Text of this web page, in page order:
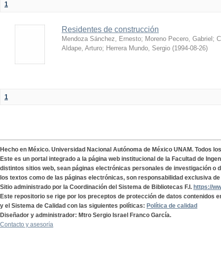
1
Residentes de construcción
Mendoza Sánchez, Ernesto; Moreno Pecero, Gabriel ;
Aldape, Arturo; Herrera Mundo, Sergio (1994-08-26)
1
Hecho en México. Universidad Nacional Autónoma de México UNAM. Todos
Este es un portal integrado a la página web institucional de la Facultad de
distintos sitios web, sean páginas electrónicas personales de investigación o
los textos como de las páginas electrónicas, son responsabilidad exclusiva
Sitio administrado por la Coordinación del Sistema de Bibliotecas F.I. https://
Este repositorio se rige por los preceptos de protección de datos contenidos
y el Sistema de Calidad con las siguientes políticas: Política de calidad
Diseñador y administrador: Mtro Sergio Israel Franco García.
Contacto y asesoría